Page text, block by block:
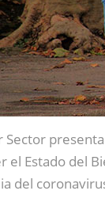
Sector
el Estado del
del